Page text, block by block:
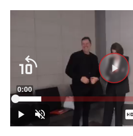
OynatSesi
Aç
Süre
0:00
Yüklendi: